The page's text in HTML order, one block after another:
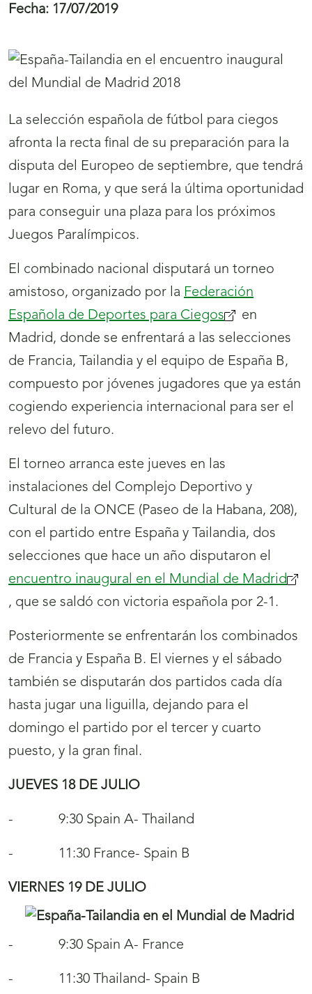
Fecha: 17/07/2019
La selección española de fútbol para ciegos
afronta la recta final de su preparación para la
disputa del Europeo de septiembre, que tendrá
lugar en Roma, y que será la última oportunidad
para conseguir una plaza para los próximos
Juegos Paralímpicos.
El combinado nacional disputará un torneo
amistoso, organizado por la Federación
Española de Deportes para Ciegos
en
Madrid, donde se enfrentará a las selecciones
de Francia, Tailandia y el equipo de España B,
compuesto por jóvenes jugadores que ya están
cogiendo experiencia internacional para ser el
relevo del futuro.
El torneo arranca este jueves en las
instalaciones del Complejo Deportivo y
Cultural de la ONCE (Paseo de la Habana, 208),
con el partido entre España y Tailandia, dos
selecciones que hace un año disputaron el
encuentro inaugural en el Mundial de Madrid
, que se saldó con victoria española por 2-1.
Posteriormente se enfrentarán los combinados
de Francia y España B. El viernes y el sábado
también se disputarán dos partidos cada día
hasta jugar una liguilla, dejando para el
domingo el partido por el tercer y cuarto
puesto, y la gran final.
JUEVES 18 DE JULIO
- 9:30 Spain A- Thailand
- 11:30 France- Spain B
VIERNES 19 DE JULIO
- 9:30 Spain A- France
- 11:30 Thailand- Spain B